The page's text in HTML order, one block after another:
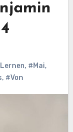
, #Mai,
, #Von